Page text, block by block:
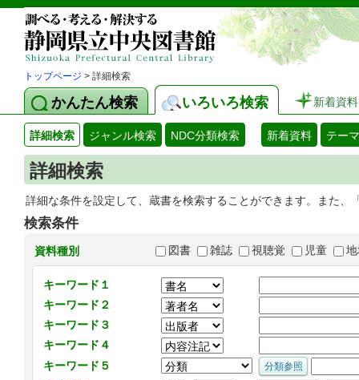
トップページ > 詳細検索
かんたん検索 いろいろ検索 新着資料
詳細検索 ジャンル検索 NDC分類検索 新着資料 テー
詳細検索
詳細な条件を設定して、蔵書を検索することができます。また
検索条件
資料種別 図書 雑誌 視聴覚 児童
キーワード１
キーワード２
キーワード３
キーワード４
キーワード５